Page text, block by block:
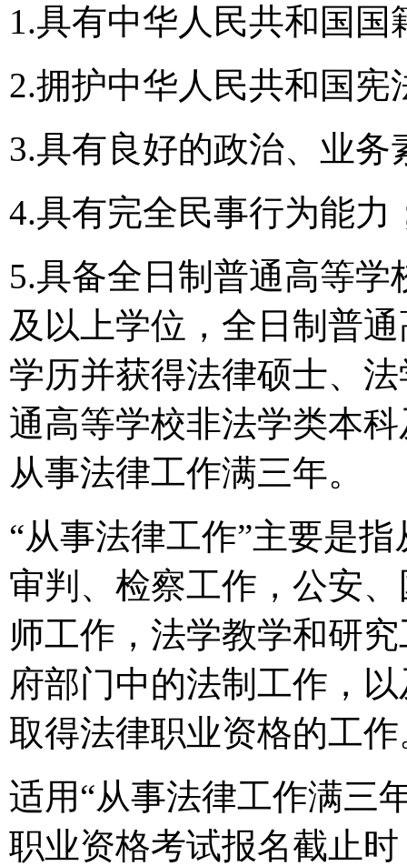
1.具有中华人民共和国国
2.拥护中华人民共和国
3.具有良好的政治、业务
4.具有完全民事行为能力
5.具备全日制普通高等
及以上学位，全日制普
学历并获得法律硕士、
通高等学校非法学类本
从事法律工作满三年。
“从事法律工作”主要是
审判、检察工作，公安
师工作，法学教学和研
府部门中的法制工作，
取得法律职业资格的工作
适用“从事法律工作满三
职业资格考试报名截止